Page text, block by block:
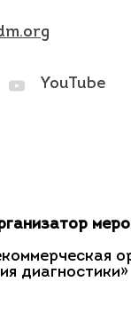
YouTube
диагностики»